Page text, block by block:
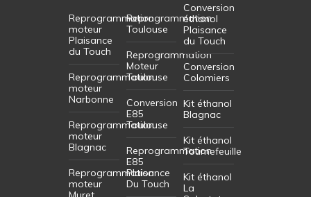
Reprogrammation
moteur
Plaisance
du Touch
Reprogrammation
moteur
Narbonne
Reprogrammation
moteur
Blagnac
Reprogrammation
moteur
Reprogrammation
Toulouse
Reprogrammation
Moteur
Toulouse
Conversion
E85
Toulouse
Reprogrammation
E85
Plaisance
Du Touch
Conversion
éthanol
Plaisance
du Touch
Conversion
Colomiers
Kit éthanol
Blagnac
Kit éthanol
Tournefeuille
Kit éthanol
La